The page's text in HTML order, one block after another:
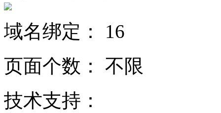
域名绑定：
16
页面个数：
不限
技术支持：